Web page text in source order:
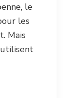
le
les
Mais
utilisent